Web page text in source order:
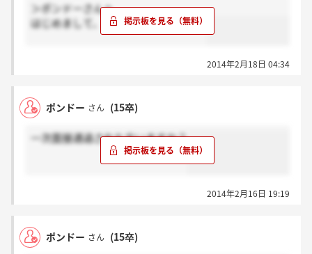
＞ポンドーさんへ
はじめまして、自分は今日面接です。
2014年2月18日 04:34
ポンドー さん (15卒)
一次面接通過された方いますか？
2014年2月16日 19:19
ポンドー さん (15卒)